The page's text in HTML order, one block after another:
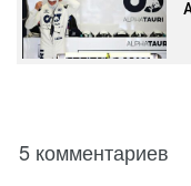
5 комментариев